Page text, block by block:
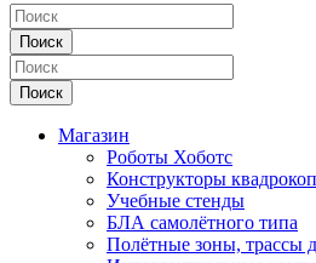
Поиск
Поиск
Магазин
Роботы Хоботс
Конструкторы
Учебные стенды
БЛА самолётного типа
Полётные зоны, трассы